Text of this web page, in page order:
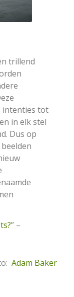
trillend
intenties tot
in elk stel
Dus op
” –
Adam Baker